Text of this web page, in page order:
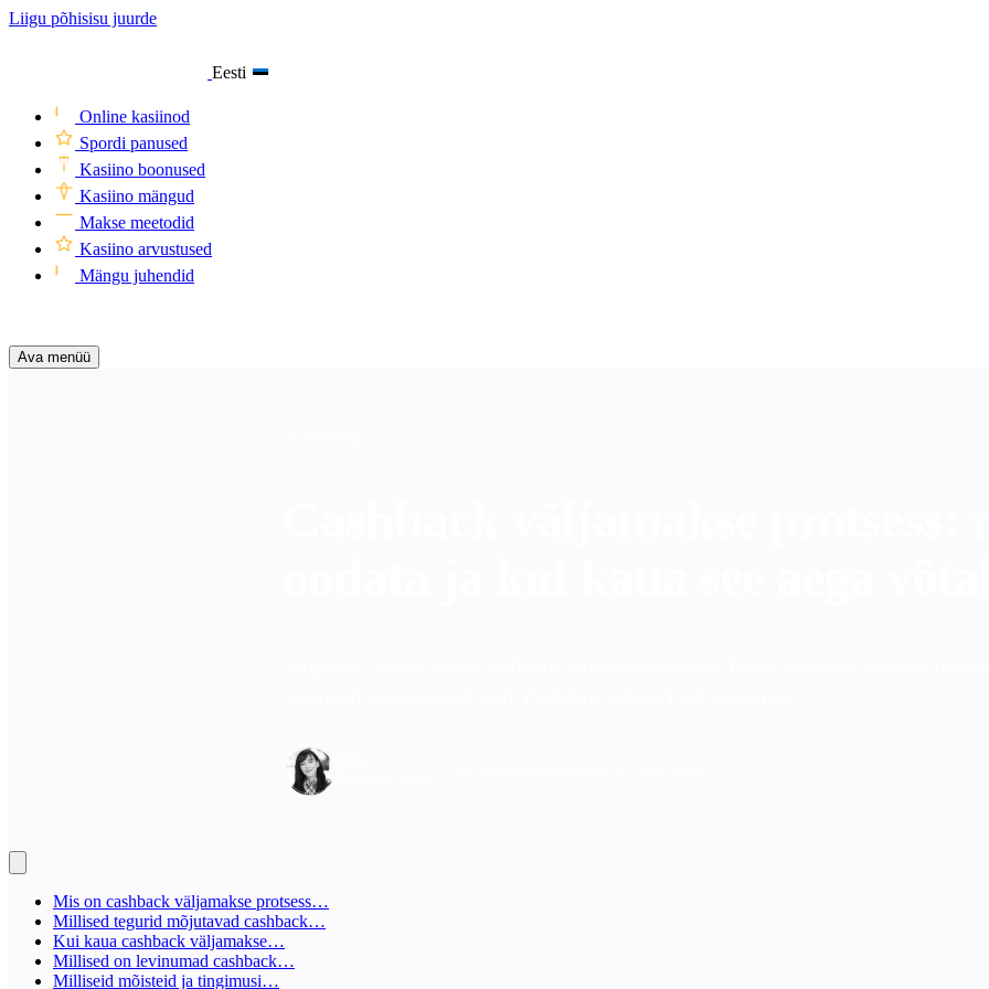
Liigu põhisisu juurde
Eesti
Online kasiinod
Spordi panused
Kasiino boonused
Kasiino mängud
Makse meetodid
Kasiino arvustused
Mängu juhendid
Ava menüü
Mis on cashback väljamakse protsess…
Millised tegurid mõjutavad cashback…
Kui kaua cashback väljamakse…
Millised on levinumad cashback…
Milliseid mõisteid ja tingimusi…